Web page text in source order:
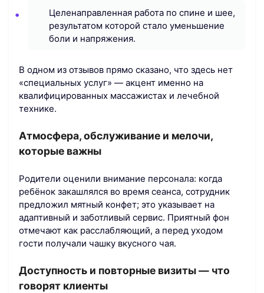
Целенаправленная работа по спине и шее,
результатом которой стало уменьшение
боли и напряжения.
В одном из отзывов прямо сказано, что здесь нет
«специальных услуг» — акцент именно на
квалифицированных массажистах и лечебной
технике.
Атмосфера, обслуживание и мелочи,
которые важны
Родители оценили внимание персонала: когда
ребёнок закашлялся во время сеанса, сотрудник
предложил мятный конфет; это указывает на
адаптивный и заботливый сервис. Приятный фон
отмечают как расслабляющий, а перед уходом
гости получали чашку вкусного чая.
Доступность и повторные визиты — что
говорят клиенты